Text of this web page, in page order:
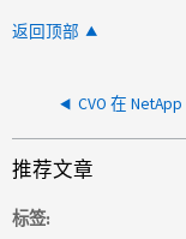
返回顶部
推荐文章
标签